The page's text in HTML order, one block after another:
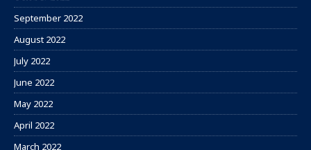
September 2022
August 2022
July 2022
June 2022
May 2022
April 2022
March 2022